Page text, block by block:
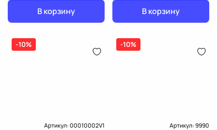
В корзину
В корзину
-10%
Артикул:00010002V1
-10%
Артикул:9990